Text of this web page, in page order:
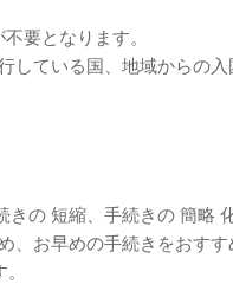
要となります。
している国、地域からの
の 短縮、手続きの 簡略
お早めの手続きをおすす